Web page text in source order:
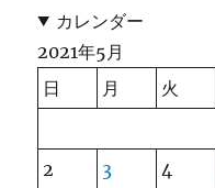
カレンダー
2021年5月
日
月 火
2
3 4